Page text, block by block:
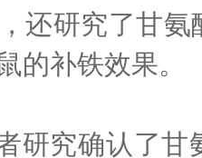
还研究了甘
的补铁效果。
研究确认了甘